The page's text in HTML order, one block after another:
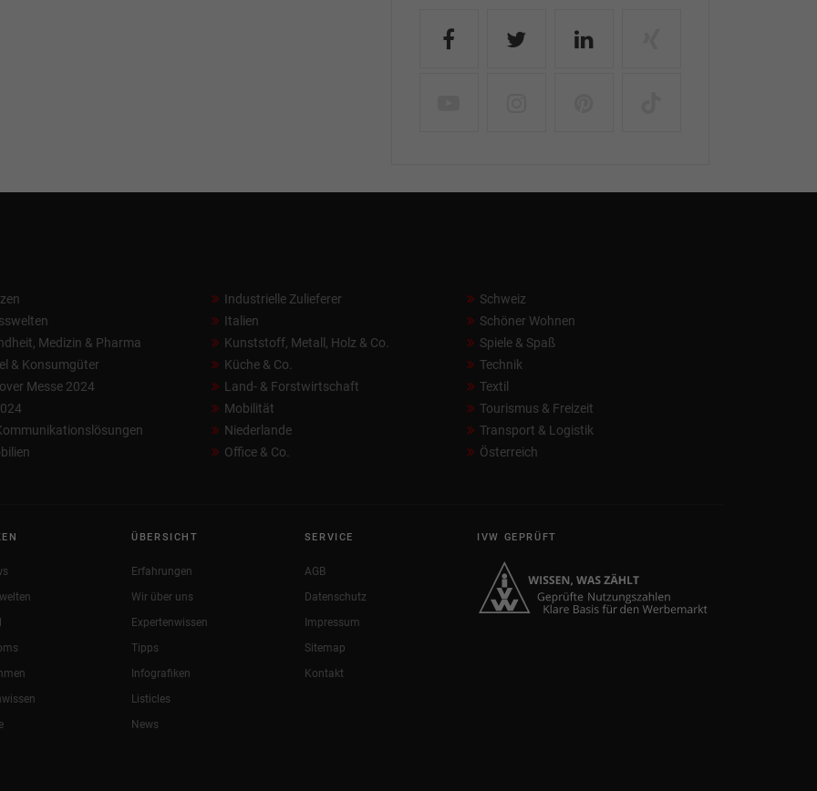
Medizin & Pharma
& Konsumgüter
Messe 2024
Industrielle Zulieferer
Italien
Kunststoff, Metall, Holz & Co.
Küche & Co.
Land- & Forstwirtschaft
Mobilität
Niederlande
Office & Co.
Schweiz
Schöner Wohnen
Spiele & Spaß
Technik
Textil
Tourismus & Freizeit
Transport & Logistik
Österreich
ÜBERSICHT
Erfahrungen
Wir über uns
Expertenwissen
Tipps
Infografiken
Listicles
News
SERVICE
AGB
Datenschutz
Impressum
Sitemap
Kontakt
IVW GEPRÜFT